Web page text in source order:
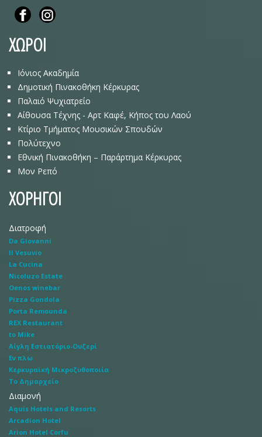
ΧΩΡΟΙ
Ιόνιος Ακαδημία
Δημοτική Πινακοθήκη Κέρκυρας
Παλαιό Ψυχιατρείο
Αίθουσα Τέχνης - Αρτ Καφέ, Κήπος του Λαού
Κτίριο Τμήματος Μουσικών Σπουδών
Πολύτεχνο
Εθνική Πινακοθήκη – Παράρτημα Κέρκυρας
Μον Ρεπό
ΧΟΡΗΓΟΙ
Διατροφή
Da Giovanni
Il Vesuvio
La Cucina
Nicoluzo Estate
Oenos winebar
Pizza Gondola
Porta Remounda
REX Restaurant
to Mike
Αίγλη Εστιατόριο-Ουζερί
Εν πλω
Κερκυραϊκή Μικροζυθοποιία
Το Δημαρχείο
Διαμονή
Aquis Hotels and Resorts
Arcadion Hotel
Arion Hotel Corfu